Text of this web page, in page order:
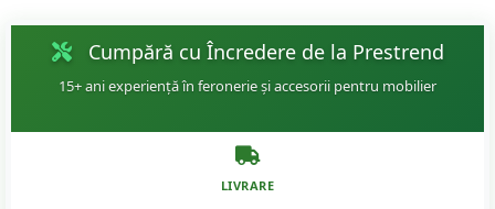
Cumpără cu Încredere de la Prestrend
15+ ani experiență în feronerie și accesorii pentru mobilier
LIVRARE